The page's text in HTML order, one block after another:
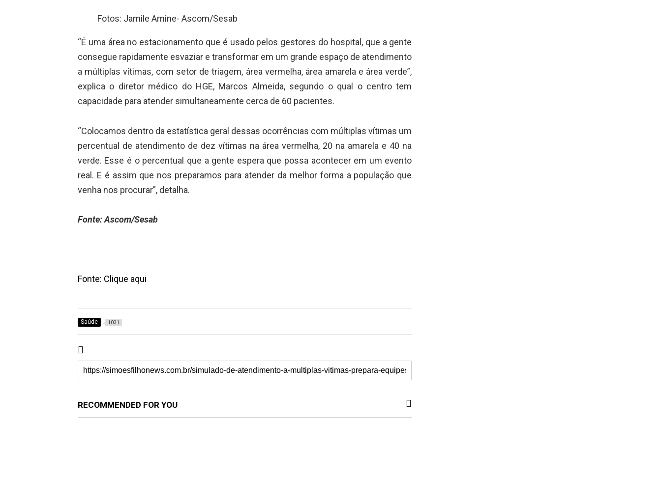
Fotos: Jamile Amine- Ascom/Sesab
“É uma área no estacionamento que é usado pelos gestores do hospital, que a gente
consegue rapidamente esvaziar e transformar em um grande espaço de atendimento
a múltiplas vítimas, com setor de triagem, área vermelha, área amarela e área verde”,
explica o diretor médico do HGE, Marcos Almeida, segundo o qual o centro tem
capacidade para atender simultaneamente cerca de 60 pacientes.
“Colocamos dentro da estatística geral dessas ocorrências com múltiplas vítimas um
percentual de atendimento de dez vítimas na área vermelha, 20 na amarela e 40 na
verde. Esse é o percentual que a gente espera que possa acontecer em um evento
real. E é assim que nos preparamos para atender da melhor forma a população que
venha nos procurar”, detalha.
Fonte: Ascom/Sesab
Fonte: Clique aqui
Saúde 1031
RECOMMENDED FOR YOU